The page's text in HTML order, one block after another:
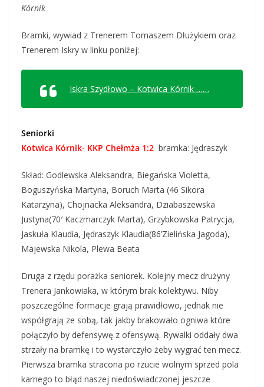
Kórnik
Bramki, wywiad z Trenerem Tomaszem Dłużykiem oraz
Trenerem Iskry w linku poniżej:
Iskra Szydłowo – Kotwica Kórnik ……
Seniorki
Kotwica Kórnik- KKP Chełmża 1:2 bramka: Jędraszyk
Skład: Godlewska Aleksandra, Biegańska Violetta,
Boguszyńska Martyna, Boruch Marta (46 Sikora
Katarzyna), Chojnacka Aleksandra, Dziabaszewska
Justyna(70′ Kaczmarczyk Marta), Grzybkowska Patrycja,
Jaskuła Klaudia, Jędraszyk Klaudia(86’Zielińska Jagoda),
Majewska Nikola, Plewa Beata
Druga z rzędu porażka seniorek. Kolejny mecz drużyny
Trenera Jankowiaka, w którym brak kolektywu. Niby
poszczególne formacje grają prawidłowo, jednak nie
współgrają ze sobą, tak jakby brakowało ogniwa które
połączyło by defensywę z ofensywą. Rywalki oddały dwa
strzały na bramkę i to wystarczyło żeby wygrać ten mecz.
Pierwsza bramka stracona po rzucie wolnym sprzed pola
karnego to błąd naszej niedoświadczonej jeszcze